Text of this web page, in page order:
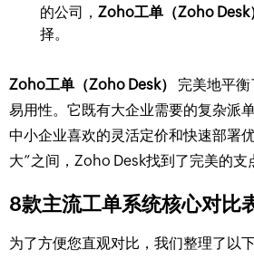
的公司， Zoho工单（Zoho Desk
择。
Zoho工单（Zoho Desk）
完美地平
易用性。它既有大企业需要的复杂派
中小企业喜欢的灵活定价和快速部署
大”之间，Zoho Desk找到了完美的支
8款主流工单系统核心对比
为了方便您直观对比，我们整理了以